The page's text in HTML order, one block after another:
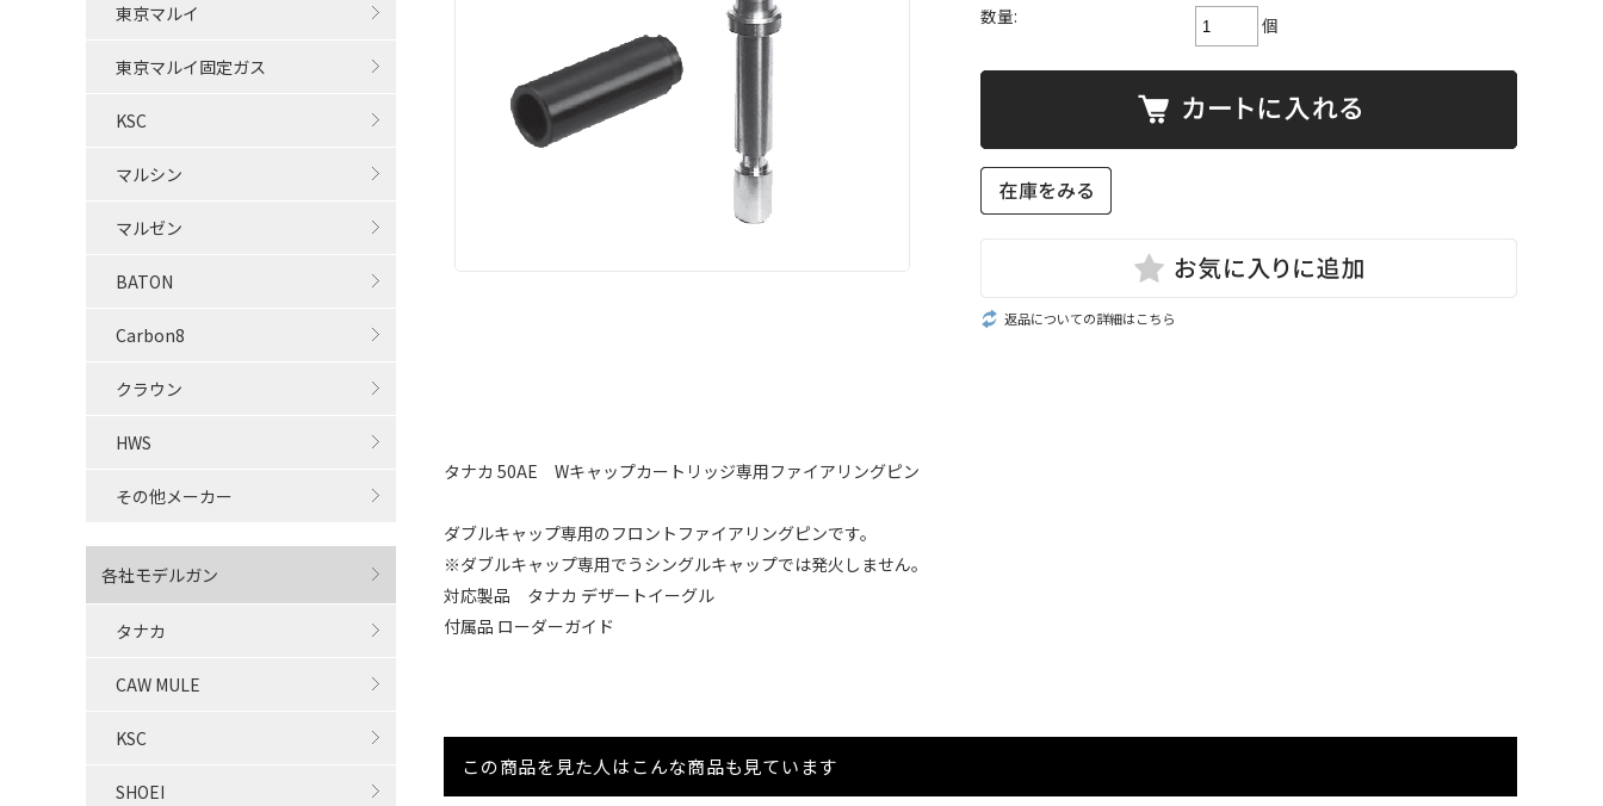
数量: 個
返品についての詳細はこちら
タナカ 50AE Wキャップカートリッジ専用ファイアリングピン
ダブルキャップ専用のフロントファイアリングピンです。
※ダブルキャップ専用でうシングルキャップでは発火しません。
対応製品 タナカ デザートイーグル
付属品 ローダーガイド
この商品を見た人はこんな商品も見ています
東京マルイ
東京マルイ固定ガス
KSC
マルシン
マルゼン
BATON
Carbon8
クラウン
HWS
その他メーカー
各社モデルガン
タナカ
CAW MULE
KSC
SHOEI